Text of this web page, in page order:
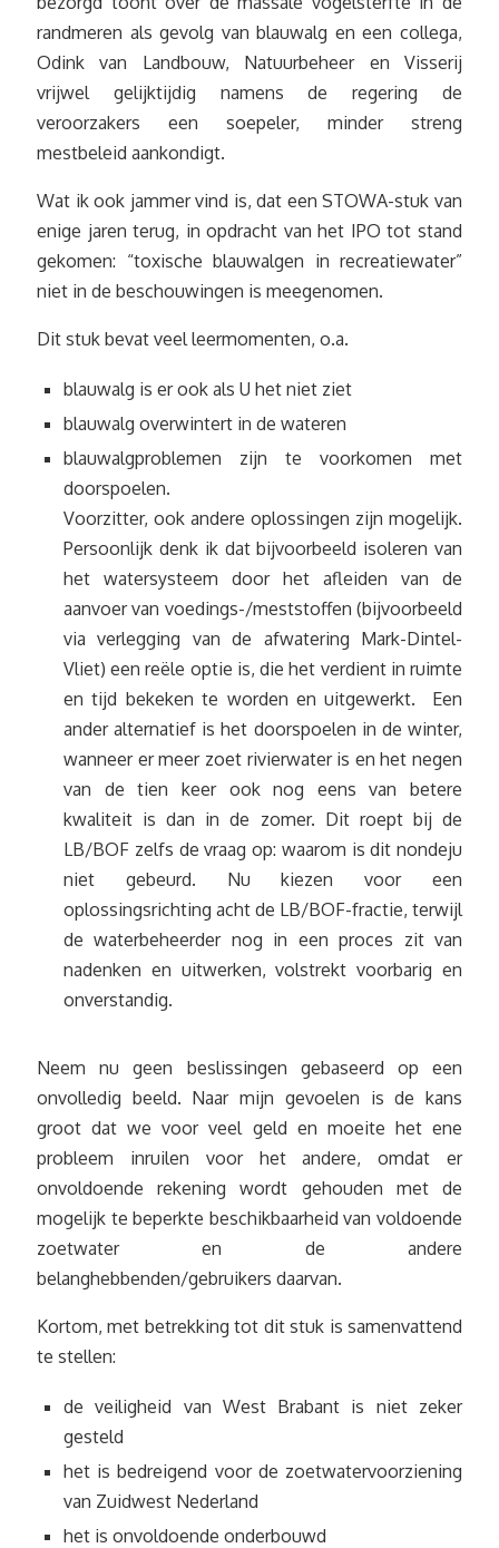
randmeren als gevolg van blauwalg en een collega,
Odink van Landbouw, Natuurbeheer en Visserij
vrijwel gelijktijdig namens de regering de
veroorzakers een soepeler, minder streng
mestbeleid aankondigt.
Wat ik ook jammer vind is, dat een STOWA-stuk van
enige jaren terug, in opdracht van het IPO tot stand
gekomen: “toxische blauwalgen in recreatiewater”
niet in de beschouwingen is meegenomen.
Dit stuk bevat veel leermomenten, o.a.
blauwalg is er ook als U het niet ziet
blauwalg overwintert in de wateren
blauwalgproblemen zijn te voorkomen met
doorspoelen.
Voorzitter, ook andere oplossingen zijn mogelijk.
Persoonlijk denk ik dat bijvoorbeeld isoleren van
het watersysteem door het afleiden van de
aanvoer van voedings-/meststoffen (bijvoorbeeld
via verlegging van de afwatering Mark-Dintel-
Vliet) een reële optie is, die het verdient in ruimte
en tijd bekeken te worden en uitgewerkt. Een
ander alternatief is het doorspoelen in de winter,
wanneer er meer zoet rivierwater is en het negen
van de tien keer ook nog eens van betere
kwaliteit is dan in de zomer. Dit roept bij de
LB/BOF zelfs de vraag op: waarom is dit nondeju
niet gebeurd. Nu kiezen voor een
oplossingsrichting acht de LB/BOF-fractie, terwijl
de waterbeheerder nog in een proces zit van
nadenken en uitwerken, volstrekt voorbarig en
onverstandig.
Neem nu geen beslissingen gebaseerd op een
onvolledig beeld. Naar mijn gevoelen is de kans
groot dat we voor veel geld en moeite het ene
probleem inruilen voor het andere, omdat er
onvoldoende rekening wordt gehouden met de
mogelijk te beperkte beschikbaarheid van voldoende
zoetwater en de andere
belanghebbenden/gebruikers daarvan.
Kortom, met betrekking tot dit stuk is samenvattend
te stellen:
de veiligheid van West Brabant is niet zeker
gesteld
het is bedreigend voor de zoetwatervoorziening
van Zuidwest Nederland
het is onvoldoende onderbouwd